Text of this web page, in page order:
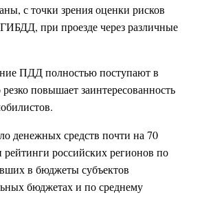
с точки зрения оценки рисков
при проезде через различные
ПДД полностью поступают в
повышает заинтересованность
денежных средств почти на 70
российских регионов по
в бюджеты субъектов
бюджетах и по среднему